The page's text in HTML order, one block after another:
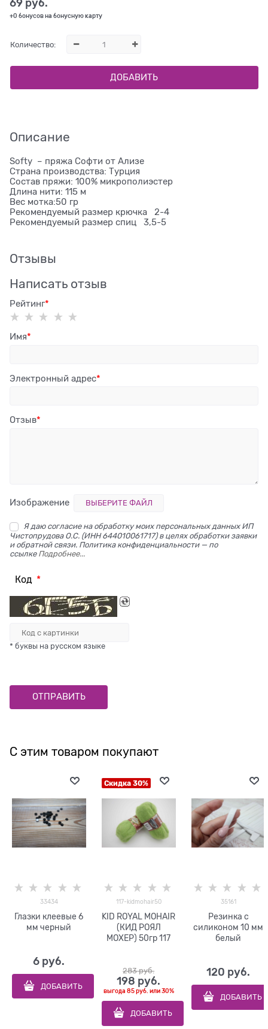
69 руб.
+0 бонусов на бонусную карту
Количество:
ДОБАВИТЬ
Описание
Softy – пряжа Софти от Ализе
Страна производства: Турция
Состав пряжи: 100% микрополиэстер
Длина нити: 115 м
Вес мотка:50 гр
Рекомендуемый размер крючка 2-4
Рекомендуемый размер спиц 3,5-5
Отзывы
Написать отзыв
Рейтинг
Имя
Электронный адрес
Отзыв
Изображение ВЫБЕРИТЕ ФАЙЛ
Я даю согласие на обработку моих персональных данных ИП
Чистопрудова О.С. (ИНН 644010061717) в целях обработки заявки
и обратной связи. Политика конфиденциальности — по
ссылке Подробнее...
Код
* буквы на русском языке
С этим товаром покупают
33434
Глазки клеевые 6
мм черный
6 руб.
ДОБАВИТЬ
Скидка 30%
117-kidmohair50
KID ROYAL MOHAIR
(КИД РОЯЛ
МОХЕР) 50гр 117
283 руб.
198 руб.
выгода 85 руб. или30%
ДОБАВИТЬ
35161
Резинка с
силиконом 10 мм
белый
120 руб.
ДОБАВИТЬ